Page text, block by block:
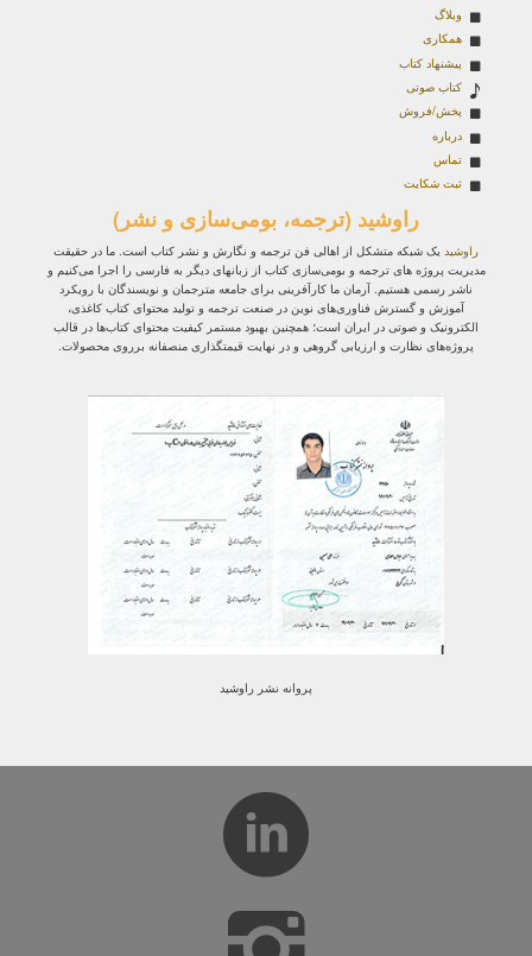
وبلاگ
همکاری
پیشنهاد کتاب
کتاب صوتی
پخش/فروش
درباره
تماس
ثبت شکایت
راوشید (ترجمه، بومی‌سازی و نشر)
راوشید یک شبکه متشکل از اهالی فن ترجمه و نگارش و نشر کتاب است. ما در حقیقت
مدیریت پروژه‌ های ترجمه و بومی‌سازی کتاب از زبانهای دیگر به فارسی را اجرا می‌کنیم و
ناشر رسمی هستیم. آرمان ما کارآفرینی برای جامعه مترجمان و نویسندگان با رویکرد
آموزش و گسترش فناوری‌های نوین در صنعت ترجمه و تولید محتوای کتاب کاغذی،
الکترونیک و صوتی در ایران است؛ همچنین بهبود مستمر کیفیت محتوای کتاب‌ها در قالب
پروژه‌های نظارت و ارزیابی گروهی و در نهایت قیمتگذاری منصفانه برروی محصولات.
پروانه نشر راوشید